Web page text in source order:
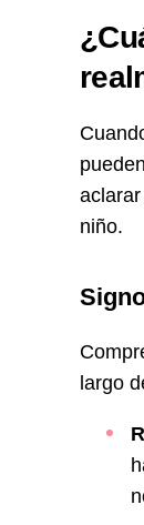
niño.
largo